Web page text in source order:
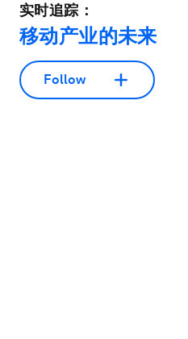
实时追踪：
移动产业的未来
Follow